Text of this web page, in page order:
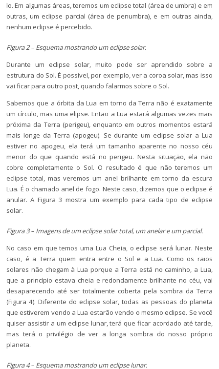
lo. Em algumas áreas, teremos um eclipse total (área de umbra) e em
outras, um eclipse parcial (área de penumbra), e em outras ainda,
nenhum eclipse é percebido.
Figura 2 – Esquema mostrando um eclipse solar.
Durante um eclipse solar, muito pode ser aprendido sobre a
estrutura do Sol. É possível, por exemplo, ver a coroa solar, mas isso
vai ficar para outro post, quando falarmos sobre o Sol.
Sabemos que a órbita da Lua em torno da Terra não é exatamente
um círculo, mas uma elipse. Então a Lua estará algumas vezes mais
próxima da Terra (perigeu), enquanto em outros momentos estará
mais longe da Terra (apogeu). Se durante um eclipse solar a Lua
estiver no apogeu, ela terá um tamanho aparente no nosso céu
menor do que quando está no perigeu. Nesta situação, ela não
cobre completamente o Sol. O resultado é que não teremos um
eclipse total, mas veremos um anel brilhante em torno da escura
Lua. É o chamado anel de fogo. Neste caso, dizemos que o eclipse é
anular. A Figura 3 mostra um exemplo para cada tipo de eclipse
solar.
Figura 3 – Imagens de um eclipse solar total, um anelar e um parcial.
No caso em que temos uma Lua Cheia, o eclipse será lunar. Neste
caso, é a Terra quem entra entre o Sol e a Lua. Como os raios
solares não chegam à Lua porque a Terra está no caminho, a Lua,
que a princípio estava cheia e redondamente brilhante no céu, vai
desaparecendo até ser totalmente coberta pela sombra da Terra
(Figura 4). Diferente do eclipse solar, todas as pessoas do planeta
que estiverem vendo a Lua estarão vendo o mesmo eclipse. Se você
quiser assistir a um eclipse lunar, terá que ficar acordado até tarde,
mas terá o privilégio de ver a longa sombra do nosso próprio
planeta.
Figura 4 – Esquema mostrando um eclipse lunar.